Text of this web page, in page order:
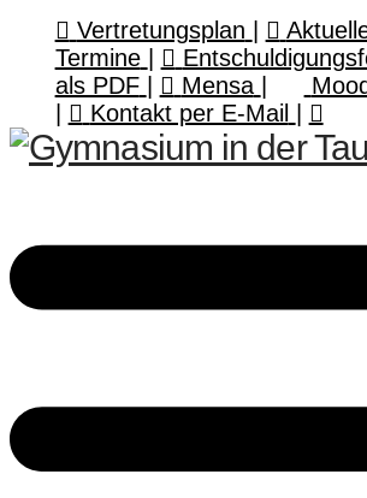
Vertretungsplan
Termine
als PDF
Mensa
Kontakt per E-Mail